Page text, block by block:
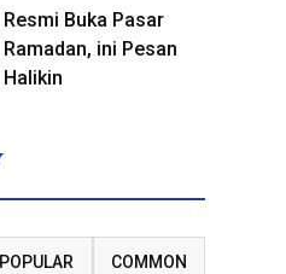
Resmi Buka Pasar
Ramadan, ini Pesan
Halikin
POPULAR COMMON